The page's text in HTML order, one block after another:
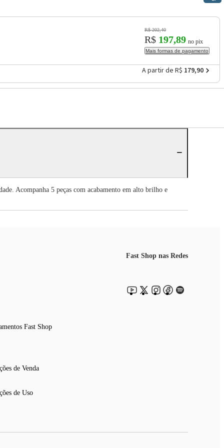
R$ 202,40
R$ 197,89 no pix
Mais formas de pagamento
A partir de R$ 179,90
Acompanha 5 peças com acabamento em alto brilho e
Fast Shop
de Venda
de Uso
Fast Shop nas Redes